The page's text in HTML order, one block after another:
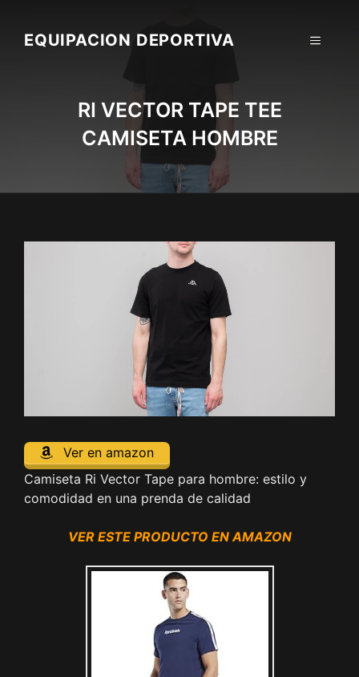
contentEQUIPACION DEPORTIVA MENU
RI VECTOR TAPE TEE
CAMISETA HOMBRE
Ver en amazon
Camiseta Ri Vector Tape para hombre: estilo y
comodidad en una prenda de calidad
VER ESTE PRODUCTO EN AMAZON